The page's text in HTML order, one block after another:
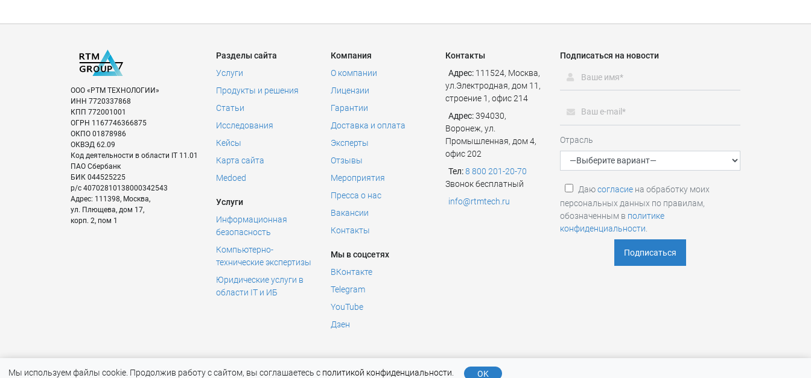
Мы используем файлы cookie. Продолжив работу с сайтом, вы соглашаетесь с политикой конфиденциальности. OK
ООО «РТМ ТЕХНОЛОГИИ»
ИНН 7720337868
КПП 772001001
ОГРН 1167746366875
ОКПО 01878986
ОКВЭД 62.09
Код деятельности в области IT 11.01
ПАО Сбербанк
БИК 044525225
р/с 40702810138000342543
Адрес: 111398, Москва,
ул. Плющева, дом 17,
корп. 2, пом 1
Разделы сайта
Услуги
Продукты и решения
Статьи
Исследования
Кейсы
Карта сайта
Medoed
Услуги
Информационная
безопасность
Компьютерно-
технические экспертизы
Юридические услуги в
области IT и ИБ
Компания
О компании
Лицензии
Гарантии
Доставка и оплата
Эксперты
Отзывы
Мероприятия
Пресса о нас
Вакансии
Контакты
Мы в соцсетях
ВКонтакте
Telegram
YouTube
Дзен
Контакты
Адрес: 111524, Москва,
ул.Электродная, дом 11,
строение 1, офис 214
Адрес:394030,
Воронеж, ул.
Промышленная, дом 4,
офис 202
Тел:8 800 201-20-70
Звонок бесплатный
info@rtmtech.ru
Подписаться на новости
Отрасль
Даюсогласие на обработку моих
персональных данных по правилам,
обозначенным в политике
конфиденциальности